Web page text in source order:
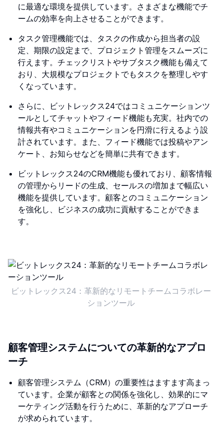
に最適な環境を提供しています。さまざまな機能でチ
ームの効率を向上させることができます。
タスク管理機能では、タスクの作成から担当者の設
定、期限の設定まで、プロジェクト管理をスムーズに
行えます。チェックリストやサブタスク機能も備えて
おり、大規模なプロジェクトでもタスクを整理しやす
くなっています。
さらに、ビットレックス24ではコミュニケーションツ
ールとしてチャットやフィード機能も充実。社内での
情報共有やコミュニケーションを円滑に行えるよう設
計されています。また、フィード機能では投稿やアン
ケート、お知らせなどを簡単に共有できます。
ビットレックス24のCRM機能も優れており、顧客情報
の管理からリードの生成、セールスの増加まで幅広い
機能を提供しています。顧客とのコミュニケーション
を強化し、ビジネスの成功に貢献することができま
す。
ビットレックス24：革新的なリモートチームコラボレー
ションツール
顧客管理システムについての革新的なアプロ
ーチ
顧客管理システム（CRM）の重要性はますます高まっ
ています。企業が顧客との関係を強化し、効果的にマ
ーケティング活動を行うために、革新的なアプローチ
が求められています。